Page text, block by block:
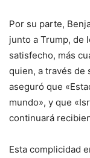
Por su parte,
junto a Trump, de
satisfecho, más
quien, a través de
aseguró que
mundo», y que
continuará
Esta complicidad